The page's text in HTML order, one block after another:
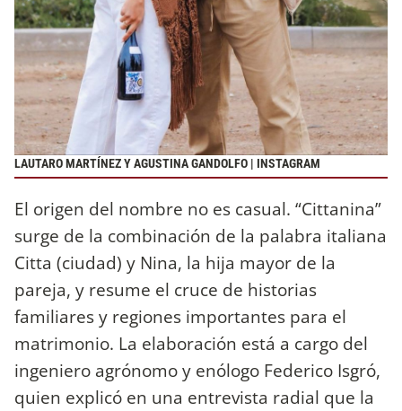
LAUTARO MARTÍNEZ Y AGUSTINA GANDOLFO | INSTAGRAM
El origen del nombre no es casual. “Cittanina”
surge de la combinación de la palabra italiana
Citta (ciudad) y Nina, la hija mayor de la
pareja, y resume el cruce de historias
familiares y regiones importantes para el
matrimonio. La elaboración está a cargo del
ingeniero agrónomo y enólogo Federico Isgró,
quien explicó en una entrevista radial que la